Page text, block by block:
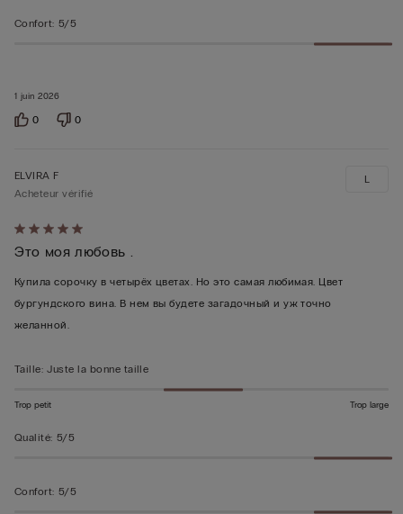
1 juin 2026
Confort: 5/5
0 0
Évalué
5sur 5
ELVIRA F
Acheteur vérifié
Это моя любовь .
Купила сорочку в четырёх цветах. Но это самая любимая. Цвет
бургундского вина. В нем вы будете загадочный и уж точно
желанной.
L
Taille: Juste la bonne taille
Trop petit Trop large
Qualité: 5/5
Confort: 5/5